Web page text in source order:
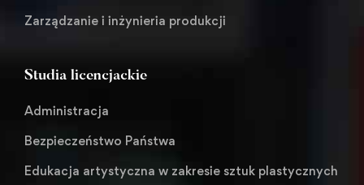
Zarządzanie i inżynieria produkcji
Studia licencjackie
Administracja
Bezpieczeństwo Państwa
Edukacja artystyczna w zakresie sztuk plastycznych